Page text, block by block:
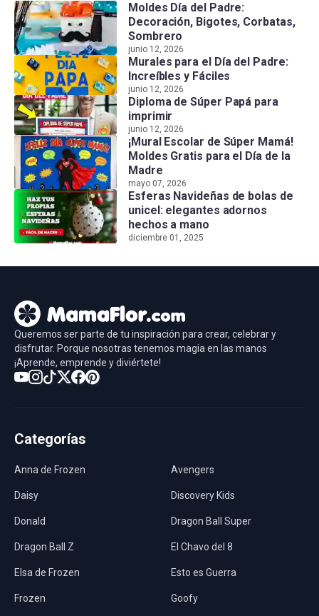
Moldes Día del Padre:
Decoración, Bigotes, Corbatas,
Sombrero
junio 12, 2026
Murales para el Día del Padre:
Increíbles y Fáciles
junio 12, 2026
Diploma de Súper Papá para
imprimir
junio 12, 2026
¡Mural Escolar de Súper Mamá!
Moldes Gratis para el Día de la
Madre
mayo 07, 2026
Esferas Navideñas de bolas de
unicel: elegantes adornos
hechos a mano
diciembre 01, 2025
Queremos ser parte de tu inspiración para crear, celebrar y
disfrutar. Porque nosotras tenemos magia en las manos
¡Aprende, emprende y diviértete!
Categorías
Anna de Frozen Avengers
Daisy Discovery Kids
Donald Dragon Ball Super
Dragon Ball Z El Chavo del 8
Elsa de Frozen Esto es Guerra
Frozen Goofy